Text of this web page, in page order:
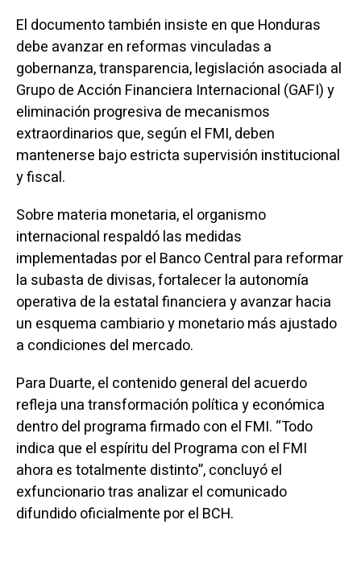
El documento también insiste en que Honduras
debe avanzar en reformas vinculadas a
gobernanza, transparencia, legislación asociada al
Grupo de Acción Financiera Internacional (GAFI) y
eliminación progresiva de mecanismos
extraordinarios que, según el FMI, deben
mantenerse bajo estricta supervisión institucional
y fiscal.
Sobre materia monetaria, el organismo
internacional respaldó las medidas
implementadas por el Banco Central para reformar
la subasta de divisas, fortalecer la autonomía
operativa de la estatal financiera y avanzar hacia
un esquema cambiario y monetario más ajustado
a condiciones del mercado.
Para Duarte, el contenido general del acuerdo
refleja una transformación política y económica
dentro del programa firmado con el FMI. “Todo
indica que el espíritu del Programa con el FMI
ahora es totalmente distinto”, concluyó el
exfuncionario tras analizar el comunicado
difundido oficialmente por el BCH.